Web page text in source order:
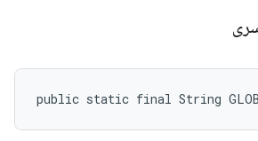
public static final String